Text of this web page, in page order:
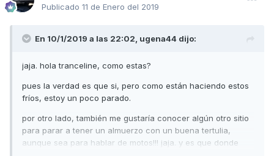
Publicado 11 de Enero del 2019
En 10/1/2019 a las 22:02, ugena44 dijo:
jaja. hola tranceline, como estas?
pues la verdad es que si, pero como están haciendo estos
fríos, estoy un poco parado.
por otro lado, también me gustaría conocer algún otro sitio
para parar a tener un almuerzo con un buena tertulia,
aunque sea para hablar de motos!!! jaja. y es que donde